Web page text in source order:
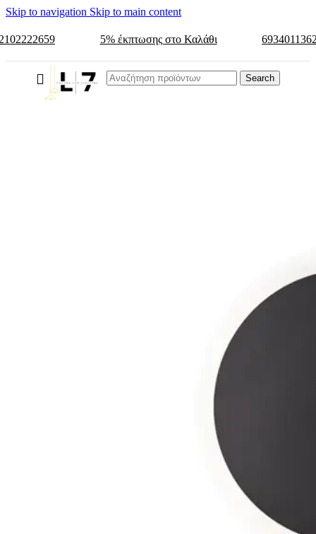
Skip to navigation Skip to main content
5% έκπτωσης στο Καλάθι
Search